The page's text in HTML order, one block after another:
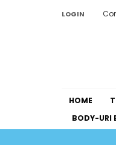
LOGIN
HOME
BODY-URI